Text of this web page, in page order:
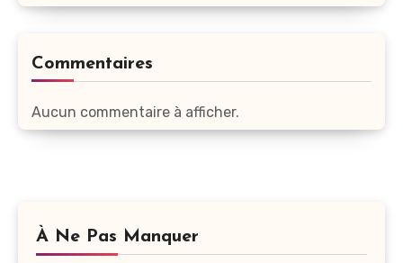
Commentaires
Aucun commentaire à afficher.
À Ne Pas Manquer